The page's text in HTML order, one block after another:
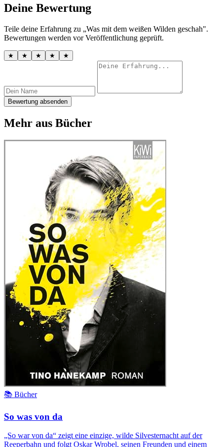
Deine Bewertung
Teile deine Erfahrung zu „Was mit dem weißen Wilden geschah".
Bewertungen werden vor Veröffentlichung geprüft.
★ ★ ★ ★ ★
Bewertung absenden
Mehr aus Bücher
📚 Bücher
So was von da
„So war von da“ zeigt eine einzige, wilde Silvesternacht auf der
Reeperbahn und folgt Oskar Wrobel, seinen Freunden und einem